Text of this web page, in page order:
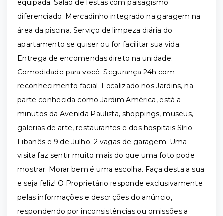
equipada. Salão de festas com paisagismo
diferenciado. Mercadinho integrado na garagem na
área da piscina. Serviço de limpeza diária do
apartamento se quiser ou for facilitar sua vida.
Entrega de encomendas direto na unidade.
Comodidade para você. Segurança 24h com
reconhecimento facial. Localizado nos Jardins, na
parte conhecida como Jardim América, está a
minutos da Avenida Paulista, shoppings, museus,
galerias de arte, restaurantes e dos hospitais Sírio-
Libanês e 9 de Julho. 2 vagas de garagem. Uma
visita faz sentir muito mais do que uma foto pode
mostrar. Morar bem é uma escolha. Faça desta a sua
e seja feliz! O Proprietário responde exclusivamente
pelas informações e descrições do anúncio,
respondendo por inconsistências ou omissões a